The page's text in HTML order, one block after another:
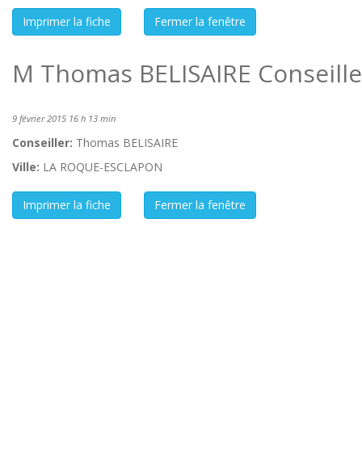
M Thomas BELISAIRE
9 février 2015 16 h 13 min
Conseiller: Thomas BELISAIRE
Ville: LA ROQUE-ESCLAPON